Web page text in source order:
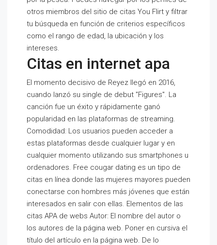
otros miembros del sitio de citas You Flirt y filtrar
tu búsqueda en función de criterios específicos
como el rango de edad, la ubicación y los
intereses.
Citas en internet apa
El momento decisivo de Reyez llegó en 2016,
cuando lanzó su single de debut "Figures". La
canción fue un éxito y rápidamente ganó
popularidad en las plataformas de streaming.
Comodidad: Los usuarios pueden acceder a
estas plataformas desde cualquier lugar y en
cualquier momento utilizando sus smartphones u
ordenadores. Free cougar dating es un tipo de
citas en línea donde las mujeres mayores pueden
conectarse con hombres más jóvenes que están
interesados en salir con ellas. Elementos de las
citas APA de webs Autor: El nombre del autor o
los autores de la página web. Poner en cursiva el
título del artículo en la página web. De lo